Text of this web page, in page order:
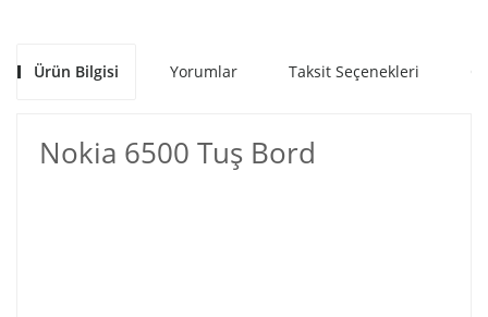
Ürün Bilgisi Yorumlar Taksit Seçenekleri
Nokia 6500 Tuş Bord